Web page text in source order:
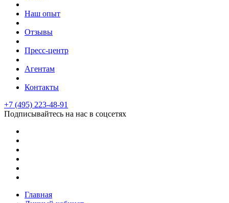
Наш опыт
Отзывы
Пресс-центр
Агентам
Контакты
+7 (495) 223-48-91
Подписывайтесь на нас в соцсетях
Главная